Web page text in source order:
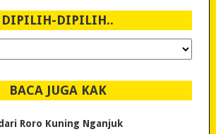
DIPILIH-DIPILIH..
BACA JUGA KAK
Roro Kuning Nganjuk